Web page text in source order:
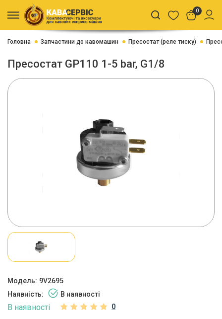
0
Головна Запчастини до кавомашин Пресостат (реле тиску)
Пресостат GP110 1-5 bar, G1/8
Модель: 9V2695
Наявність:
В наявності
В наявності 0